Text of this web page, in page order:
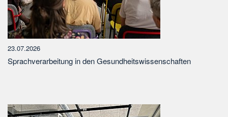
23.07.2026
Sprachverarbeitung in den Gesundheitswissenschaften